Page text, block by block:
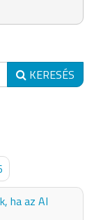
KERESÉS
ha az AI